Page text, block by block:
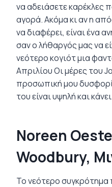
να αδειάσετε καρέκλες
αγορά. Ακόμα κι αν η
να διαφέρει, είναι ένα
σαν ο λήθαργός μας να
νεότερο κογιότ μια
Απριλίου Οι μέρες του
προσωπική μου
του είναι υψηλή και
Noreen
Woodbury,
Το νεότερο συγκρότημα